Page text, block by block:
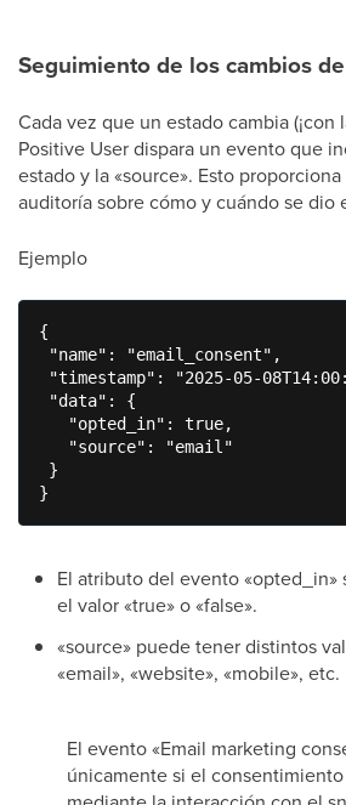
Seguimiento de los cambios
Cada vez que un estado cambia (¡con
Positive User dispara un evento que
estado y la «source». Esto
auditoría sobre cómo y cuándo se dio
Ejemplo
{
"name": "email_consent",
"timestamp": "2025-05-
"data": {
   "opted_in": true,
   "source": "email"
}
El atributo del evento
el valor «true» o «false».
«source» puede tener distintos
«email», «website», «mobile», etc.
El evento «Email marketing
únicamente si el